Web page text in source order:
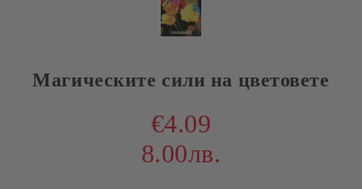
Магическите сили на цветовете
€4.09
8.00лв.